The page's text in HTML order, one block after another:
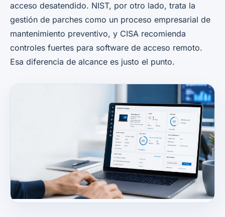
acceso desatendido. NIST, por otro lado, trata la
gestión de parches como un proceso empresarial de
mantenimiento preventivo, y CISA recomienda
controles fuertes para software de acceso remoto.
Esa diferencia de alcance es justo el punto.